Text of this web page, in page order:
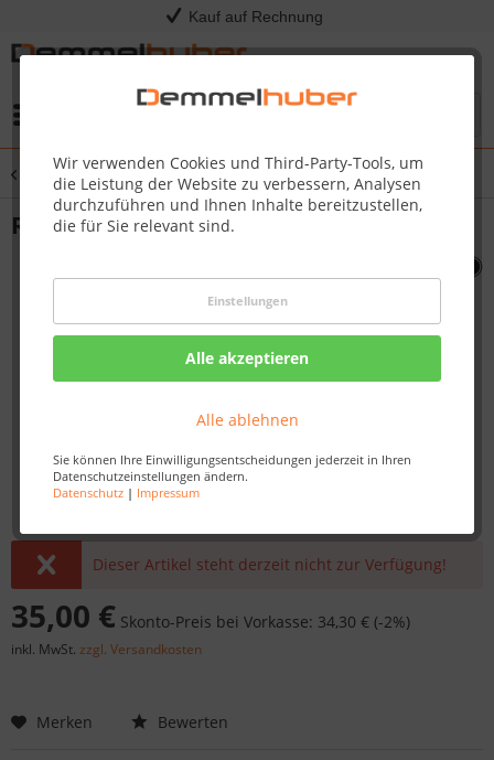
Kauf auf Rechnung
Wir verwenden Cookies und Third-Party-Tools, um
die Leistung der Website zu verbessern, Analysen
durchzuführen und Ihnen Inhalte bereitzustellen,
die für Sie relevant sind.
Einstellungen
Alle akzeptieren
Alle ablehnen
Sie können Ihre Einwilligungsentscheidungen jederzeit in Ihren
Datenschutzeinstellungen ändern.
Datenschutz| Impressum
Übersicht Sonstige Ersatzteile
REAR TRIM BIPRO665 #N715-0099
Dieser Artikel steht derzeit nicht zur Verfügung!
35,00 € Skonto-Preis bei Vorkasse: 34,30 € (-2%)
inkl. MwSt. zzgl. Versandkosten
Merken Bewerten